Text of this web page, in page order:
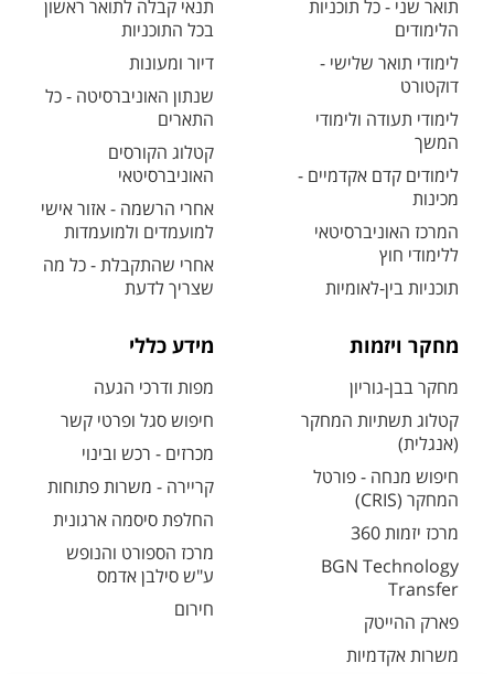
תואר שני - כל תוכניות
הלימודים
לימודי תואר שלישי -
דוקטורט
לימודי תעודה ולימודי
המשך
לימודים קדם אקדמיים -
מכינות
המרכז האוניברסיטאי
ללימודי חוץ
תוכניות בין-לאומיות
תנאי קבלה לתואר ראשון
בכל התוכניות
דיור ומעונות
שנתון האוניברסיטה - כל
התארים
קטלוג הקורסים
האוניברסיטאי
אחרי הרשמה - אזור אישי
למועמדים ולמועמדות
אחרי שהתקבלת - כל מה
שצריך לדעת
מחקר ויזמות
מחקר בבן-גוריון
קטלוג תשתיות המחקר
(אנגלית)
חיפוש מנחה - פורטל
המחקר (CRIS)
מרכז יזמות 360
BGN Technology
Transfer
פארק ההייטק
משרות אקדמיות
מידע כללי
מפות ודרכי הגעה
חיפוש סגל ופרטי קשר
מכרזים - רכש ובינוי
קריירה - משרות פתוחות
החלפת סיסמה ארגונית
מרכז הספורט והנופש
ע"ש סילבן אדמס
חירום